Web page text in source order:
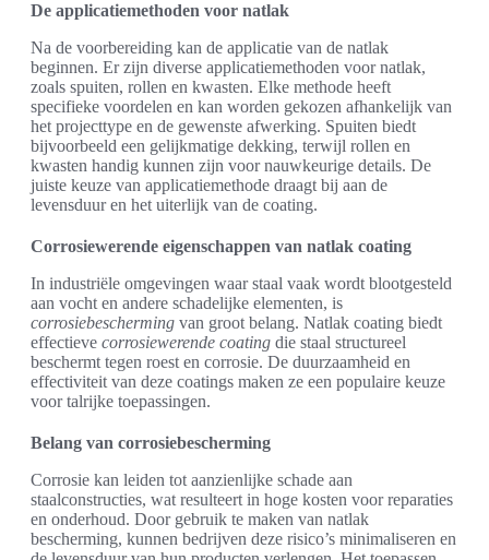
De applicatiemethoden voor natlak
Na de voorbereiding kan de applicatie van de natlak
beginnen. Er zijn diverse applicatiemethoden voor natlak,
zoals spuiten, rollen en kwasten. Elke methode heeft
specifieke voordelen en kan worden gekozen afhankelijk van
het projecttype en de gewenste afwerking. Spuiten biedt
bijvoorbeeld een gelijkmatige dekking, terwijl rollen en
kwasten handig kunnen zijn voor nauwkeurige details. De
juiste keuze van applicatiemethode draagt bij aan de
levensduur en het uiterlijk van de coating.
Corrosiewerende eigenschappen van natlak coating
In industriële omgevingen waar staal vaak wordt blootgesteld
aan vocht en andere schadelijke elementen, is
corrosiebescherming van groot belang. Natlak coating biedt
effectieve corrosiewerende coating die staal structureel
beschermt tegen roest en corrosie. De duurzaamheid en
effectiviteit van deze coatings maken ze een populaire keuze
voor talrijke toepassingen.
Belang van corrosiebescherming
Corrosie kan leiden tot aanzienlijke schade aan
staalconstructies, wat resulteert in hoge kosten voor reparaties
en onderhoud. Door gebruik te maken van natlak
bescherming, kunnen bedrijven deze risico’s minimaliseren en